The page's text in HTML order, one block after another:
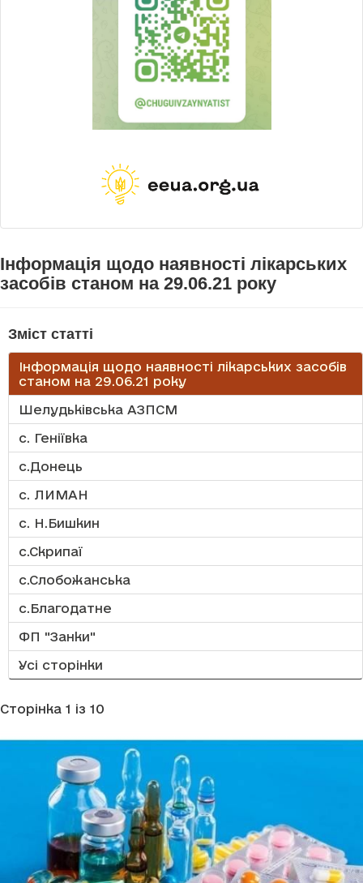
Інформація щодо наявності лікарських
засобів станом на 29.06.21 року
Зміст статті
Інформація щодо наявності лікарських засобів
станом на 29.06.21 року
Шелудьківська АЗПСМ
с. Геніївка
с.Донець
с. ЛИМАН
с. Н.Бишкин
с.Скрипаї
с.Слобожанська
с.Благодатне
ФП "Занки"
Усі сторінки
Сторінка 1 із 10